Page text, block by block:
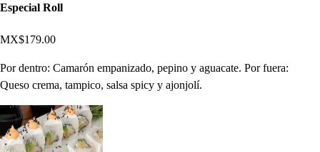
Especial Roll
MX$179.00
Por dentro: Camarón empanizado, pepino y aguacate. Por fuera:
Queso crema, tampico, salsa spicy y ajonjolí.